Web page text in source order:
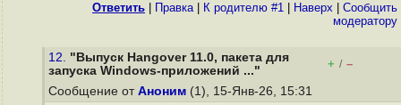
Ответить Правка| К родителю #1 Наверх
Cообщить
модератору
12. "Выпуск Hangover 11.0, пакета для
запуска Windows-приложений ..."
+ / –
Сообщение от Аноним (1), 15-Янв-26, 15:31